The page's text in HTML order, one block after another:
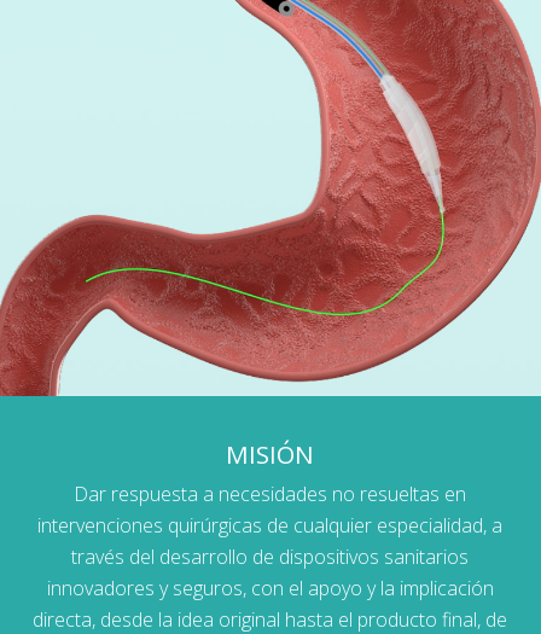
MISIÓN
Dar respuesta a necesidades no resueltas en
intervenciones quirúrgicas de cualquier especialidad, a
través del desarrollo de dispositivos sanitarios
innovadores y seguros, con el apoyo y la implicación
directa, desde la idea original hasta el producto final, de